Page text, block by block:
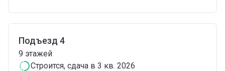
Подъезд 4
9 этажей
Строится, сдача в 3 кв. 2026